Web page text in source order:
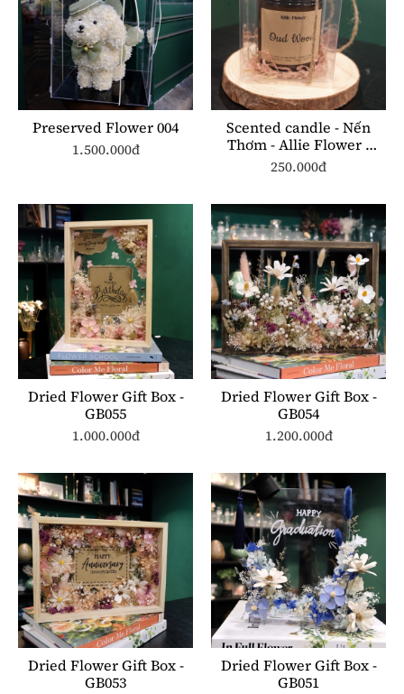
Preserved Flower 004
1.500.000đ
Scented candle - Nến
Thơm - Allie Flower -
ST002 250ml
250.000đ
Dried Flower Gift Box -
GB055
1.000.000đ
Dried Flower Gift Box -
GB054
1.200.000đ
Dried Flower Gift Box -
GB053
Dried Flower Gift Box -
GB051